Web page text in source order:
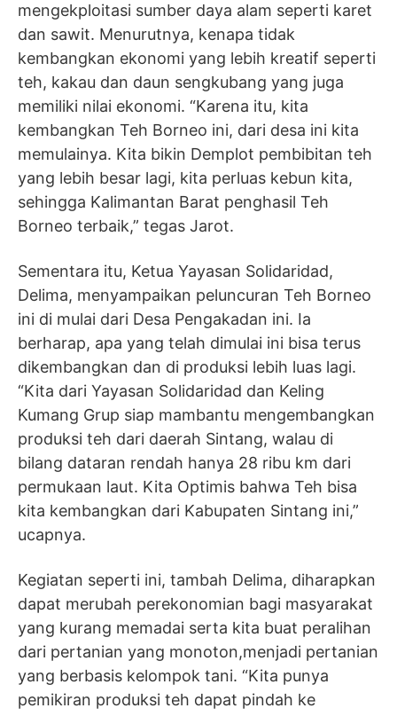
mengekploitasi sumber daya alam seperti karet
dan sawit. Menurutnya, kenapa tidak
kembangkan ekonomi yang lebih kreatif seperti
teh, kakau dan daun sengkubang yang juga
memiliki nilai ekonomi. “Karena itu, kita
kembangkan Teh Borneo ini, dari desa ini kita
memulainya. Kita bikin Demplot pembibitan teh
yang lebih besar lagi, kita perluas kebun kita,
sehingga Kalimantan Barat penghasil Teh
Borneo terbaik,” tegas Jarot.
Sementara itu, Ketua Yayasan Solidaridad,
Delima, menyampaikan peluncuran Teh Borneo
ini di mulai dari Desa Pengakadan ini. Ia
berharap, apa yang telah dimulai ini bisa terus
dikembangkan dan di produksi lebih luas lagi.
“Kita dari Yayasan Solidaridad dan Keling
Kumang Grup siap mambantu mengembangkan
produksi teh dari daerah Sintang, walau di
bilang dataran rendah hanya 28 ribu km dari
permukaan laut. Kita Optimis bahwa Teh bisa
kita kembangkan dari Kabupaten Sintang ini,”
ucapnya.
Kegiatan seperti ini, tambah Delima, diharapkan
dapat merubah perekonomian bagi masyarakat
yang kurang memadai serta kita buat peralihan
dari pertanian yang monoton,menjadi pertanian
yang berbasis kelompok tani. “Kita punya
pemikiran produksi teh dapat pindah ke